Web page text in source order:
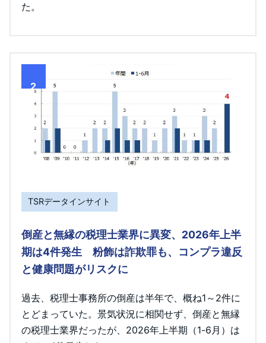
た。
2
TSRデータインサイト
倒産と無縁の税理士業界に異変、2026年上半
期は4件発生 粉飾は詐欺罪も、コンプラ違反
と健康問題がリスクに
過去、税理士事務所の倒産は半年で、概ね1～2件に
とどまっていた。景気状況に相関せず、倒産と無縁
の税理士業界だったが、2026年上半期（1-6月）は